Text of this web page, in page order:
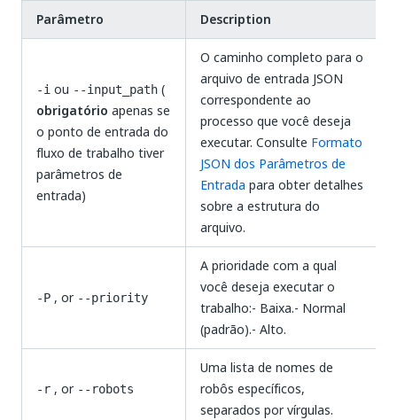
Parâmetro Description
-i ou --input_path (
obrigatório apenas se
o ponto de entrada do
fluxo de trabalho tiver
parâmetros de
entrada)
O caminho completo para o
arquivo de entrada JSON
correspondente ao
processo que você deseja
executar. Consulte Formato
JSON dos Parâmetros de
Entrada para obter detalhes
sobre a estrutura do
arquivo.
-P , or --priority
A prioridade com a qual
você deseja executar o
trabalho:- Baixa.- Normal
(padrão).- Alto.
-r , or --robots
Uma lista de nomes de
robôs específicos,
separados por vírgulas.